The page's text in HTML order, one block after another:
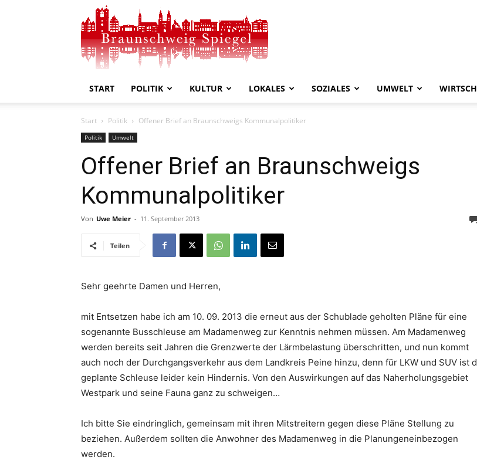
Spiegel
START POLITIK KULTUR LOKALES SOZIALES UMWELT
Start Politik Offener Brief an Braunschweigs Kommunalpolitiker
Politik Umwelt
Offener Brief an Braunschweigs
Kommunalpolitiker
Von Uwe Meier - 11. September 2013
Teilen
Sehr geehrte Damen und Herren,
mit Entsetzen habe ich am 10. 09. 2013 die erneut aus der Schublade geholten Pläne für eine
sogenannte Busschleuse am Madamenweg zur Kenntnis nehmen müssen. Am Madamenweg
werden bereits seit Jahren die Grenzwerte der Lärmbelastung überschritten, und nun kommt
auch noch der Durchgangsverkehr aus dem Landkreis Peine hinzu, denn für LKW und SUV ist
geplante Schleuse leider kein Hindernis. Von den Auswirkungen auf das Naherholungsgebiet
Westpark und seine Fauna ganz zu schweigen…
Ich bitte Sie eindringlich, gemeinsam mit ihren Mitstreitern gegen diese Pläne Stellung zu
beziehen. Außerdem sollten die Anwohner des Madamenweg in die Planungeneinbezogen
werden.